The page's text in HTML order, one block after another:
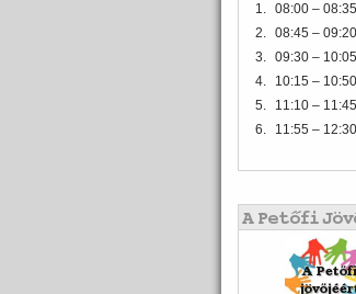
1. 08:00 – 08:35
2. 08:45 – 09:20
3. 09:30 – 10:05
4.
10:15 – 10:50
5.
11:10 – 11:45
6.
11:55 – 12:30